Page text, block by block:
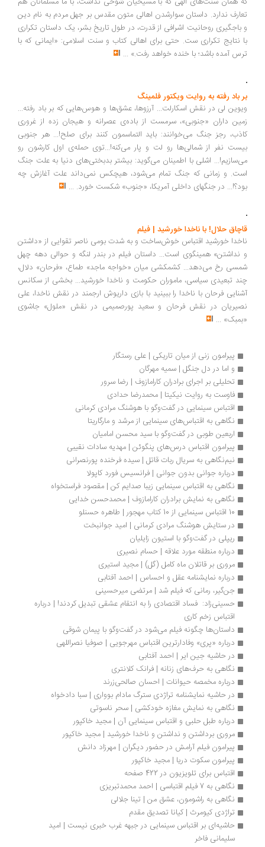
حکومتی دستگاه‌های مختلف نیز پرداخته است... گوشه‌هایی از بازی کلر فوی
[Claire Foy] در نقش «ایمی دوریت» و متیو مک‌فادین [Matthew
Macfadyen] در نقش آرتور کلنام.
...
اسماعیل داورفر در دائی‌جان ناپلئون | فیلم
اقتباسی وفادارانه است از رمان ایرج پزشک‌زاد... دیالوگهای جذاب و بازی
درخشان بازیگران در لوکیشین تاریخی «مجموعه امین السلطان» و صدالبته
هجو و هزل و نیشخند بسیاری از عادات و آداب و سنن ایرانی، باعث شده
است که این مجموعه در حافظه تاریخی ایرانیان ثبت شود. گوشه‌هایی از این
شون کانری در نام گل سرخ | فیلم
دادگاه‌های تفتیش عقاید و دیگر فجایع کلیسا در قرون وسطا برای برخی ابزار
تحقیر مسیحیان و حجتی! بر حقانیت خویشتن است؛ اما نباید فراموش کرد
تعارف ندارد. داستان سوارشدن اهالی متون مقدس بر جهل مردم به نام دین
و باجگیری روحانیت اشرافی از قدرت، در طول تاریخ بشر، یک داستان تکراری
با نتایج تکراری ست. حتی برای اهالی کتاب و سنت اسلامی: «ایمانی که با
ترس آمده باشد؛ با خنده خواهد رفت.» ...
بر باد رفته به روایت ویکتور فلمینگ
ویوین لی در نقش اسکارلت... آرزوها، عشق‌ها و هوس‌هایی که بر باد رفته...
زمین داران «جنوبی»، سرمست از باده‌ی عصرانه و هیجان زده از غروری
کاذب، رجز جنگ می‌خوانند: باید التماسمون کنند برای صلح!... هر جنوبی
بیست نفر از شمالی‌ها رو لت و پار می‌کنه!...توی حمله‌ی اول کارشون رو
می‌سازیم!... اشلی با اطمینان می‌گوید: بیشتر بدبختی‌های دنیا به علت جنگ
است. و زمانی که جنگ تمام می‌شود، هیچکس نمی‌داند علت آغازش چه
بود؟!... در جنگهای داخلی آمریکا، «جنوب» شکست خورد.
قاچاق حلال! با ناخدا خورشید | فیلم
ناخدا خورشید اقتباس خوش‌ساخت و به شدت بومی ناصر تقوایی از «داشتن
و نداشتن» همینگوی است... داستان فیلم در بندر لنگه و حوالی دهه چهل
شمسی رخ می‌دهد... کشمکشی میان «خواجه ماجد» طماع، «فرحان» دلال،
چند تبعیدی سیاسی، ماموران حکومت و ناخدا خورشید... بخشی از سکانس
آشنایی فرحان با ناخدا را ببینید با بازی داریوش ارجمند در نقش ناخدا، علی
نصیریان در نقش فرحان و سعید پورصمیمی در نقش «ملول» جاشوی
«بمبک»...
اقتباس سریالی از نیروی اهریمنی‌اش | فیلم
در جهان ساخته پولمن، همراه هر آدمیزادی، حیوانی است که تجلی جسمانی
روح و درونیات او است... این مجموعه را شاید بتوان نوعی گذر از کودکی به
بزرگسالی با روایتی فانتزی دانست. تصویری که پولمن از بزرگسالی ارائه